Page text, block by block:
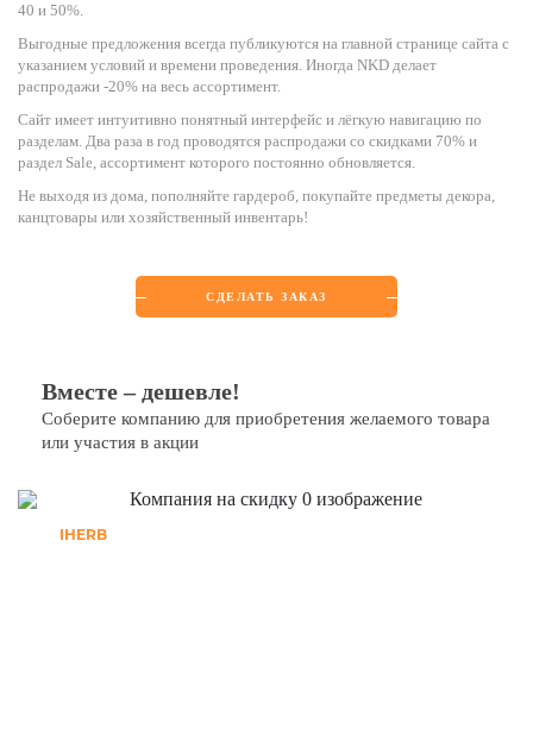
40 и 50%.
Выгодные предложения всегда публикуются на главной странице сайта с
указанием условий и времени проведения. Иногда NKD делает
распродажи -20% на весь ассортимент.
Сайт имеет интуитивно понятный интерфейс и лёгкую навигацию по
разделам. Два раза в год проводятся распродажи со скидками 70% и
раздел Sale, ассортимент которого постоянно обновляется.
Не выходя из дома, пополняйте гардероб, покупайте предметы декора,
канцтовары или хозяйственный инвентарь!
СДЕЛАТЬ ЗАКАЗ
Вместе – дешевле!
Соберите компанию для приобретения желаемого товара
или участия в акции
IHERB